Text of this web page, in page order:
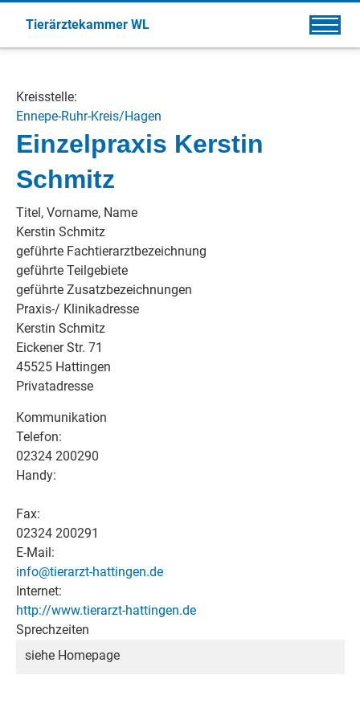
Tierärztekammer WL
Kreisstelle:
Ennepe-Ruhr-Kreis/Hagen
Einzelpraxis Kerstin
Schmitz
Titel, Vorname, Name
Kerstin Schmitz
geführte Fachtierarztbezeichnung
geführte Teilgebiete
geführte Zusatzbezeichnungen
Praxis-/ Klinikadresse
Kerstin Schmitz
Eickener Str. 71
45525 Hattingen
Privatadresse
Kommunikation
Telefon:
02324 200290
Handy:
Fax:
02324 200291
E-Mail:
info@tierarzt-hattingen.de
Internet:
http://www.tierarzt-hattingen.de
Sprechzeiten
siehe Homepage